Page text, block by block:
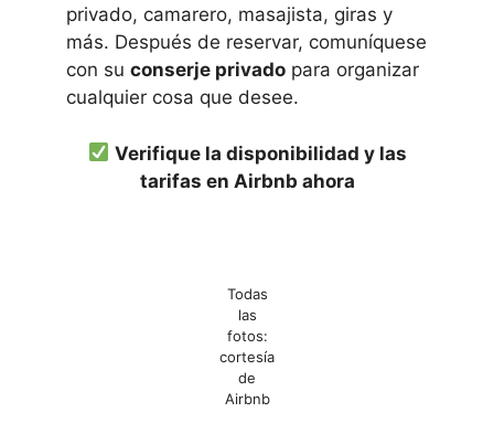
privado, camarero, masajista, giras y
más. Después de reservar, comuníquese
con su conserje privado para organizar
cualquier cosa que desee.
Verifique la disponibilidad y las
tarifas en Airbnb ahora
Todas
las
fotos:
cortesía
de
Airbnb